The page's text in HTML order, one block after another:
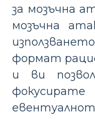
за мозъчна
мозъчна
формат
и ви